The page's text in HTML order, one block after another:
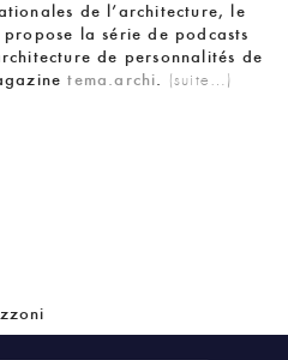
de l’architecture, le
la série de podcasts
de personnalités de
tema.archi. (suite…)